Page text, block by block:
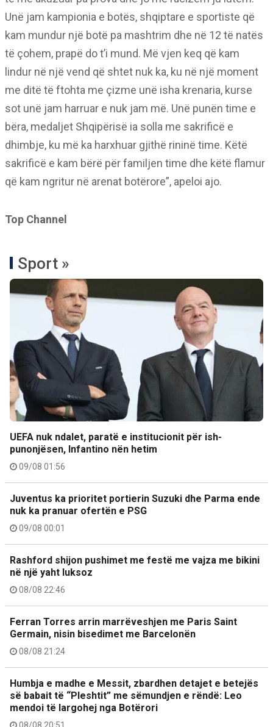
Unë jam kampionia e botës, shqiptare e sportiste që
kam mundur një botë pa mashtrim dhe në 12 të natës
të çohem, prapë do t’i mund. Më vjen keq që kam
lindur në një vend që shtet nuk ka, ku në një moment
me ditë të ftohta me çizme unë isha krenaria, kurse
sot unë jam harruar e nuk jam më. Unë punën time e
bëra, medaljet Shqipërisë ia solla me sakrificë e
dhimbje, ku më ka harxhuar gjithë rininë time. Këtë
sakrificë e kam bërë për familjen time dhe këtë flamur
që kam ngritur në arenat botërore”, apeloi ajo.
Top Channel
Sport »
UEFA nuk ndalet, paratë e institucionit për ish-
punonjësen, Infantino nën hetim
09/08 01:56
Juventus ka prioritet portierin Suzuki dhe Parma ende
nuk ka pranuar ofertën e PSG
09/08 00:01
Rashford shijon pushimet me festë me vajza me bikini
në një yaht luksoz
08/08 22:46
Ferran Torres arrin marrëveshjen me Paris Saint
Germain, nisin bisedimet me Barcelonën
08/08 21:24
Humbja e madhe e Messit, zbardhen detajet e betejës
së babait të “Pleshtit” me sëmundjen e rëndë: Leo
mendoi të largohej nga Botërori
08/08 20:51